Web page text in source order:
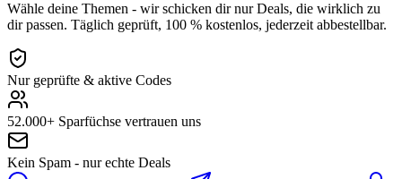
Wähle deine Themen - wir schicken dir nur Deals, die wirklich zu
dir passen. Täglich geprüft, 100 % kostenlos, jederzeit abbestellbar.
Nur geprüfte & aktive Codes
52.000+ Sparfüchse vertrauen uns
Kein Spam - nur echte Deals